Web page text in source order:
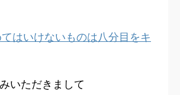
はいけないものは八分目をキ
いただきまして